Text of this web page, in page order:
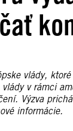
vlády,
v rámci
Výzva
informácie.